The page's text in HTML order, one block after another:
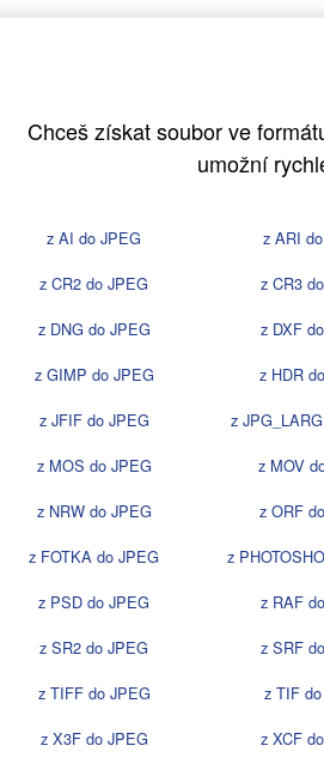
Chceš získat soubor ve
umožní
z AI do JPEG z ARI
z CR2 do JPEG z CR3
z DNG do JPEG z DXF
z GIMP do JPEG z HDR
z JFIF do JPEG z
z MOS do JPEG z MOV
z NRW do JPEG z ORF
z FOTKA do JPEG z
z PSD do JPEG z RAF
z SR2 do JPEG z SRF
z TIFF do JPEG z TIF
z X3F do JPEG z XCF